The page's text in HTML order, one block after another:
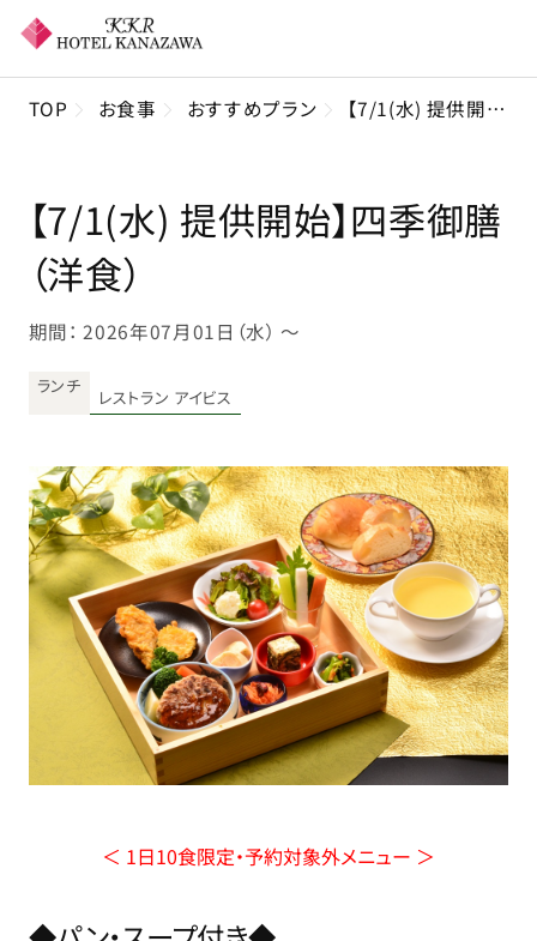
TOP お食事 おすすめプラン 【7/1(水) 提供開始】四季御膳（洋食）
【7/1(水) 提供開始】四季御膳
（洋食）
期間： 2026年07月01日（水） 〜
ランチ
レストラン アイビス
＜ 1日10食限定・予約対象外メニュー ＞